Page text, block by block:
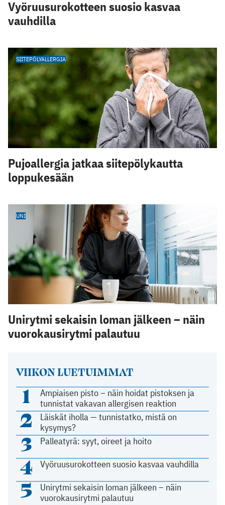
VIIKON LUETUIMMAT
1
Ampiaisen pisto – näin hoidat pistoksen ja
tunnistat vakavan allergisen reaktion
2
Läiskät iholla — tunnistatko, mistä on
kysymys?
3 Palleatyrä: syyt, oireet ja hoito
4 Vyöruusurokotteen suosio kasvaa vauhdilla
5
Unirytmi sekaisin loman jälkeen – näin
vuorokausirytmi palautuu
Vyöruusurokotteen suosio kasvaa
vauhdilla
SIITEPÖLYALLERGIA
Pujoallergia jatkaa siitepölykautta
loppukesään
UNI
Unirytmi sekaisin loman jälkeen – näin
vuorokausirytmi palautuu